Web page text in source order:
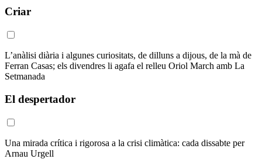
Criar
L’anàlisi diària i algunes curiositats, de dilluns a dijous, de la mà de
Ferran Casas; els divendres li agafa el relleu Oriol March amb La
Setmanada
El despertador
Una mirada crítica i rigorosa a la crisi climàtica: cada dissabte per
Arnau Urgell